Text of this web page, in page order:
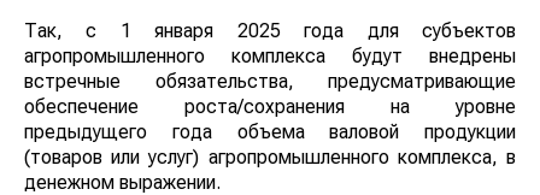
Так, с 1 января 2025 года для субъектов
агропромышленного комплекса будут внедрены
встречные обязательства, предусматривающие
обеспечение роста/сохранения на уровне
предыдущего года объема валовой продукции
(товаров или услуг) агропромышленного комплекса, в
денежном выражении.